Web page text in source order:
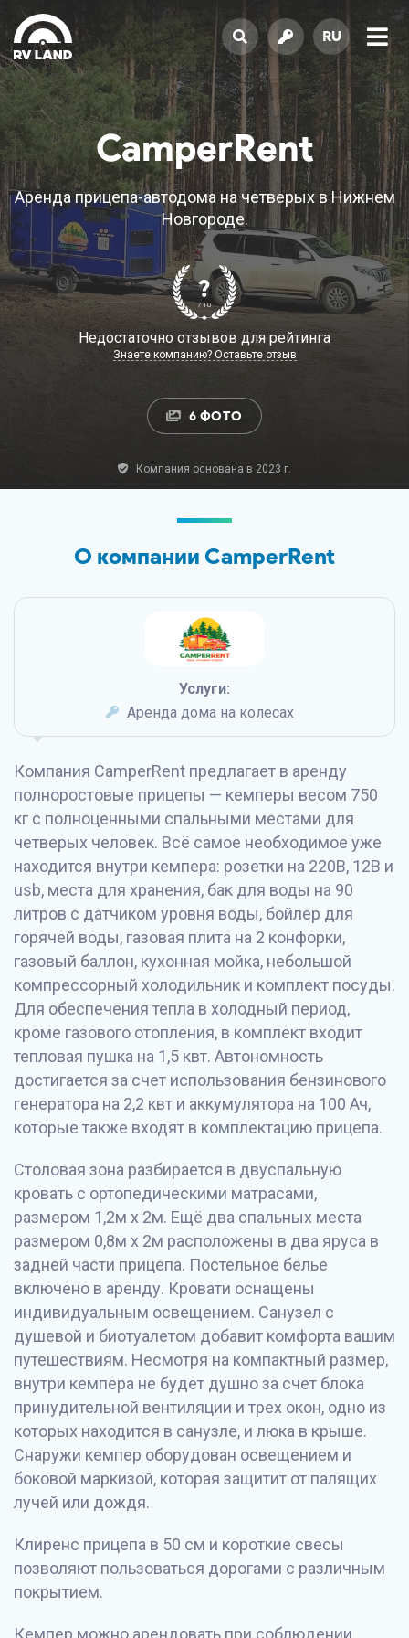
RU
CamperRent
Аренда прицепа-автодома на четверых в Нижнем
Новгороде.
?
/ 10
Недостаточно отзывов для рейтинга
Знаете компанию? Оставьте отзыв
6 ФОТО
Компания основана в 2023 г.
О компании CamperRent
Услуги:
Аренда дома на колесах
Компания CamperRent предлагает в аренду
полноростовые прицепы — кемперы весом 750
кг с полноценными спальными местами для
четверых человек. Всё самое необходимое уже
находится внутри кемпера: розетки на 220В, 12В и
usb, места для хранения, бак для воды на 90
литров с датчиком уровня воды, бойлер для
горячей воды, газовая плита на 2 конфорки,
газовый баллон, кухонная мойка, небольшой
компрессорный холодильник и комплект посуды.
Для обеспечения тепла в холодный период,
кроме газового отопления, в комплект входит
тепловая пушка на 1,5 квт. Автономность
достигается за счет использования бензинового
генератора на 2,2 квт и аккумулятора на 100 Ач,
которые также входят в комплектацию прицепа.
Столовая зона разбирается в двуспальную
кровать с ортопедическими матрасами,
размером 1,2м х 2м. Ещё два спальных места
размером 0,8м х 2м расположены в два яруса в
задней части прицепа. Постельное белье
включено в аренду. Кровати оснащены
индивидуальным освещением. Санузел с
душевой и биотуалетом добавит комфорта вашим
путешествиям. Несмотря на компактный размер,
внутри кемпера не будет душно за счет блока
принудительной вентиляции и трех окон, одно из
которых находится в санузле, и люка в крыше.
Снаружи кемпер оборудован освещением и
боковой маркизой, которая защитит от палящих
лучей или дождя.
Клиренс прицепа в 50 см и короткие свесы
позволяют пользоваться дорогами с различным
покрытием.
Кемпер можно арендовать при соблюдении